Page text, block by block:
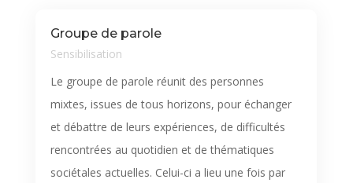
Groupe de parole
Sensibilisation
Le groupe de parole réunit des personnes
mixtes, issues de tous horizons, pour échanger
et débattre de leurs expériences, de difficultés
rencontrées au quotidien et de thématiques
sociétales actuelles. Celui-ci a lieu une fois par